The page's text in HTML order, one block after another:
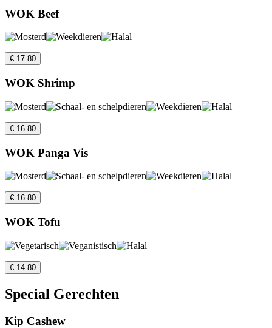
WOK Beef
€ 17.80
WOK Shrimp
€ 16.80
WOK Panga Vis
€ 16.80
WOK Tofu
€ 14.80
Special Gerechten
Kip Cashew